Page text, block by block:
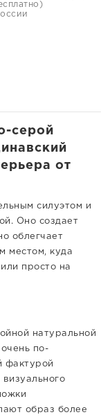
серой
от
силуэтом и
Оно создает
облегчает
местом, куда
просто на
натуральной
по-
фактурой
образ более